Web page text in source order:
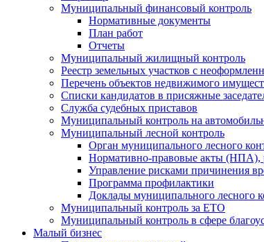
Муниципальный финансовый контроль
Нормативные документы
План работ
Отчеты
Муниципальный жилищный контроль
Реестр земельных участков с
Перечень объектов недвижимого
Списки кандидатов в присяжные
Служба судебных приставов
Муниципальный контроль на
Муниципальный лесной контроль
Орган муниципального лесного
Нормативно-правовые акты (НПА),
Управление рисками причинения
Программа профилактики
Доклады муниципального лесного
Муниципальный контроль за ЕТО
Муниципальный контроль в сфере
Малый бизнес